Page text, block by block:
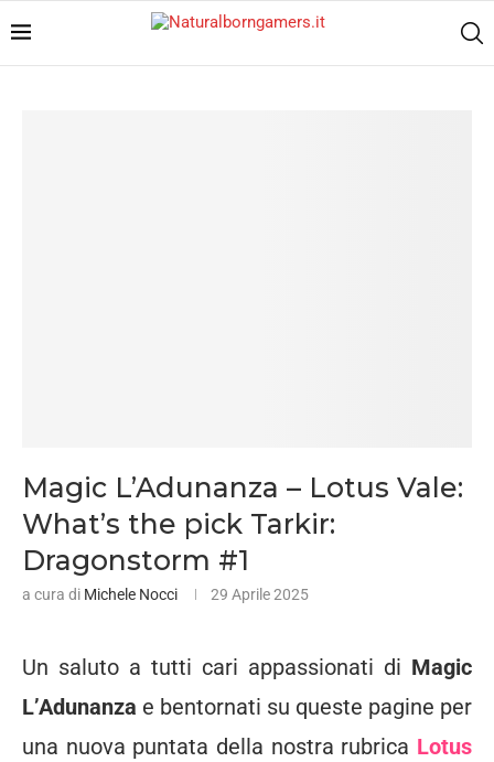
Magic L’Adunanza – Lotus Vale:
What’s the pick Tarkir:
Dragonstorm #1
a cura di Michele Nocci 29 Aprile 2025
Un saluto a tutti cari appassionati di Magic
L’Adunanza e bentornati su queste pagine per
una nuova puntata della nostra rubrica Lotus